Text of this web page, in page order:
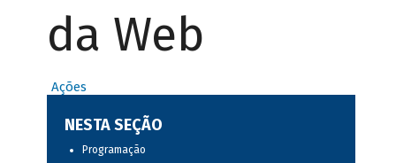
da Web
Ações
NESTA SEÇÃO
Programação